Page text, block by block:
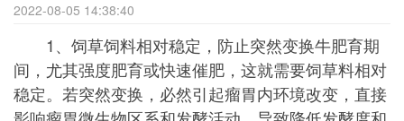
2022-08-05 14:38:40
1、饲草饲料相对稳定，防止突然变换牛肥育期
间，尤其强度肥育或快速催肥，这就需要饲草料相对
稳定。若突然变换，必然引起瘤胃内环境改变，直接